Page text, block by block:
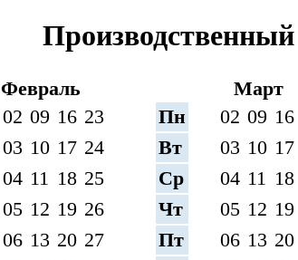
Производственный
Февраль
02 09 16 23
03 10 17 24
04 11 18 25
05 12 19 26
06 13 20 27
Март
Пн
02 09 16
Вт
03 10 17
Ср
04 11 18
Чт
05 12 19
Пт
06 13 20